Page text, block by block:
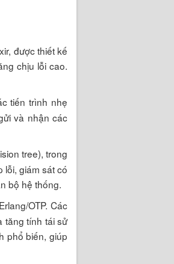
được thiết kế
chịu lỗi cao.
tiến trình nhẹ
và nhận các
tree), trong
lỗi, giám sát có
bộ hệ thống.
OTP. Các
tăng tính tái sử
phổ biến, giúp